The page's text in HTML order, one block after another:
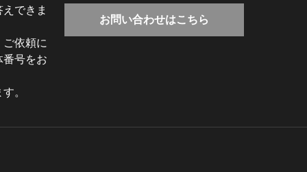
できま
ご依頼に
号をお
。
お問い合わせはこちら